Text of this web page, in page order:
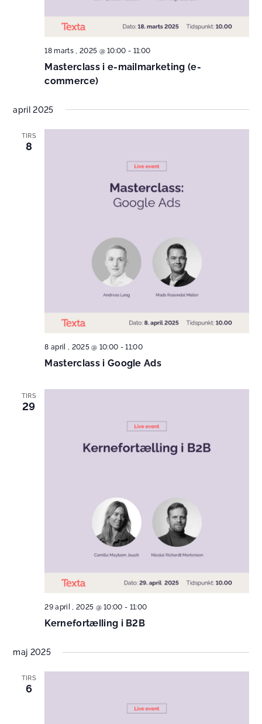
Masterclass i e-mailmarketing (e-
commerce)
18 marts , 2025 @ 10:00 - 11:00
april 2025
TIRS
8
Masterclass i Google Ads
8 april , 2025 @ 10:00 -11:00
TIRS
29
Kernefortælling i B2B
29 april , 2025 @ 10:00 - 11:00
maj 2025
TIRS
6